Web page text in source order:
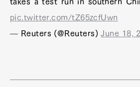
takes a test run in southern
pic.twitter.com/tZ65zcfUwn
— Reuters (@Reuters)June 18,